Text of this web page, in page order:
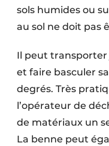
Software
Travaux ferroviaires
sols humides ou
au sol ne doit pas
Il peut transporter
et faire basculer
degrés. Très
l’opérateur de
de matériaux un
La benne peut